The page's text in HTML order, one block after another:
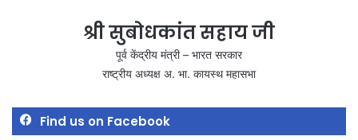
श्री सुबोधकांत सहाय जी
पूर्व केंद्रीय मंत्री – भारत सरकार
राष्ट्रीय अध्यक्ष अ. भा. कायस्थ महासभा
Find us on Facebook